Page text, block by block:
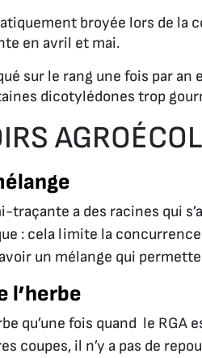
broyée lors de la
en avril et mai.
sur le rang une fois par an
dicotylédones trop
traçante a des racines qui
: cela limite la
un mélange qui
l’herbe
qu’une fois quand le RGA
coupes, il n’y a pas de